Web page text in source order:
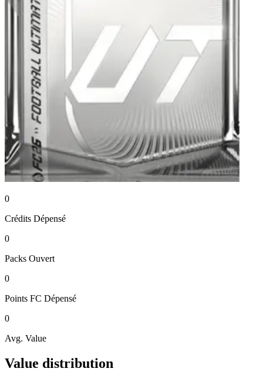
0
Crédits Dépensé
0
Packs Ouvert
0
Points FC Dépensé
0
Avg. Value
Value distribution